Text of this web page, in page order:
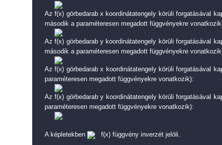
Az f(x) görbedarab x koordinátatengely körüli forgatásával
második a paraméteresen megadott függvényekre
Az f(x) görbedarab y koordinátatengely körüli forgatásával
második a paraméteresen megadott függvényekre
Az f(x) görbedarab x koordinátatengely körüli forgatásával
paraméteresen megadott függvényekre vonatkozik):
Az f(x) görbedarab y koordinátatengely körüli forgatásával
paraméteresen megadott függvényekre vonatkozik):
A képletekben f(x) függvény inverzét jelöli.